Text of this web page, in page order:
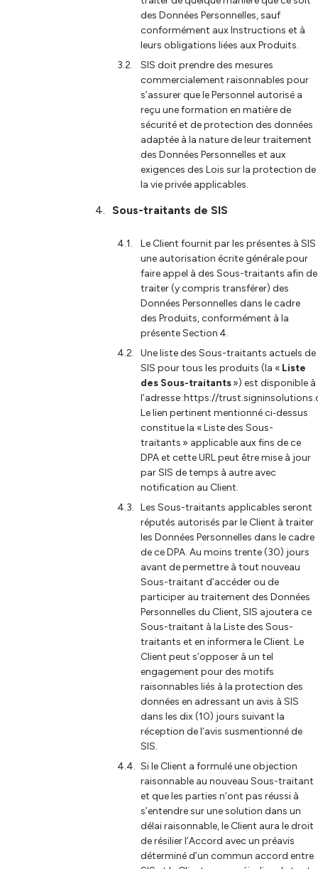
des Données Personnelles, sauf
conformément aux Instructions et à
leurs obligations liées aux Produits.
SIS doit prendre des mesures
commercialement raisonnables pour
s’assurer que le Personnel autorisé a
reçu une formation en matière de
sécurité et de protection des données
adaptée à la nature de leur traitement
des Données Personnelles et aux
exigences des Lois sur la protection de
la vie privée applicables.
Sous-traitants de SIS
Le Client fournit par les présentes à SIS
une autorisation écrite générale pour
faire appel à des Sous-traitants afin de
traiter (y compris transférer) des
Données Personnelles dans le cadre
des Produits, conformément à la
présente Section 4.
Une liste des Sous-traitants actuels de
SIS pour tous les produits (la « Liste
des Sous-traitants») est disponible à
l’adresse :https://
Le lien pertinent mentionné ci‑dessus
constitue la « Liste des Sous-
traitants » applicable aux fins de ce
DPA et cette URL peut être mise à jour
par SIS de temps à autre avec
notification au Client.
Les Sous-traitants applicables seront
réputés autorisés par le Client à traiter
les Données Personnelles dans le cadre
de ce DPA. Au moins trente (30) jours
avant de permettre à tout nouveau
Sous-traitant d’accéder ou de
participer au traitement des Données
Personnelles du Client, SIS ajoutera ce
Sous-traitant à la Liste des Sous-
traitants et en informera le Client. Le
Client peut s’opposer à un tel
engagement pour des motifs
raisonnables liés à la protection des
données en adressant un avis à SIS
dans les dix (10) jours suivant la
réception de l’avis susmentionné de
SIS.
Si le Client a formulé une objection
raisonnable au nouveau Sous-traitant
et que les parties n’ont pas réussi à
s’entendre sur une solution dans un
délai raisonnable, le Client aura le droit
de résilier l’Accord avec un préavis
déterminé d’un commun accord entre